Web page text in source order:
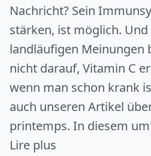
Nachricht? Sein
stärken, ist möglich.
landläufigen Meinungen
nicht darauf, Vitamin C
wenn man schon krank
auch unseren Artikel
printemps. In diesem
Lire plus